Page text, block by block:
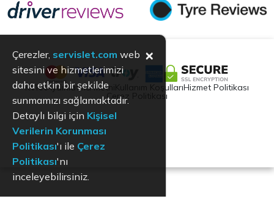
KVKKAydınlatma Metni Kullanım KoşullarıHizmet Politikası
Çerez Politikası
Çerezler, servislet.com web
sitesini ve hizmetlerimizi
daha etkin bir şekilde
sunmamızı sağlamaktadır.
Detaylı bilgi için Kişisel
Verilerin Korunması
Politikası'ı ile Çerez
Politikası'nı
inceleyebilirsiniz.
×